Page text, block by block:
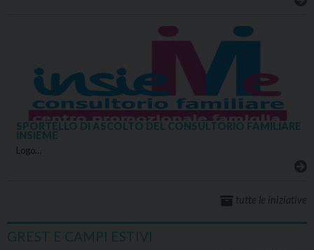
SPORTELLO DI ASCOLTO DEL CONSULTORIO FAMILIARE
INSIEME
Logo…
tutte le iniziative
GREST E CAMPI ESTIVI